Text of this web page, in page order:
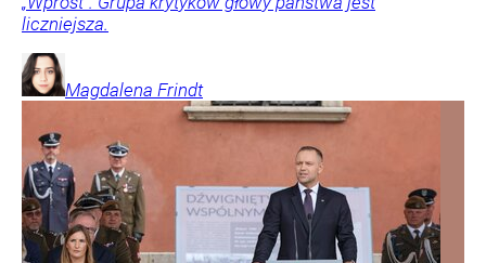
liczniejsza.
Magdalena Frindt